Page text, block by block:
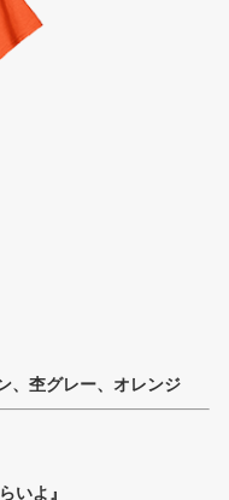
、杢グレー、オレンジ
いよ』